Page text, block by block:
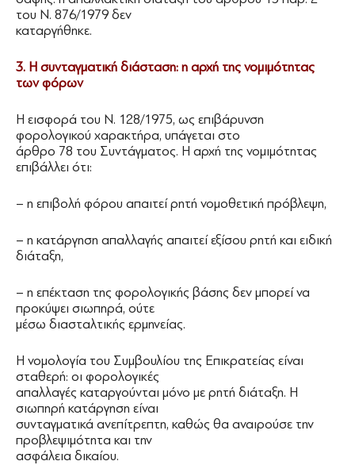
του Ν. 876/1979 δεν
καταργήθηκε.
3. Η συνταγματική διάσταση: η αρχή της νομιμότητας
των φόρων
Η εισφορά του Ν. 128/1975, ως επιβάρυνση
φορολογικού χαρακτήρα, υπάγεται στο
άρθρο 78 του Συντάγματος. Η αρχή της νομιμότητας
επιβάλλει ότι:
– η επιβολή φόρου απαιτεί ρητή νομοθετική πρόβλεψη,
– η κατάργηση απαλλαγής απαιτεί εξίσου ρητή και ειδική
διάταξη,
– η επέκταση της φορολογικής βάσης δεν μπορεί να
προκύψει σιωπηρά, ούτε
μέσω διασταλτικής ερμηνείας.
Η νομολογία του Συμβουλίου της Επικρατείας είναι
σταθερή: οι φορολογικές
απαλλαγές καταργούνται μόνο με ρητή διάταξη. Η
σιωπηρή κατάργηση είναι
συνταγματικά ανεπίτρεπτη, καθώς θα αναιρούσε την
προβλεψιμότητα και την
ασφάλεια δικαίου.